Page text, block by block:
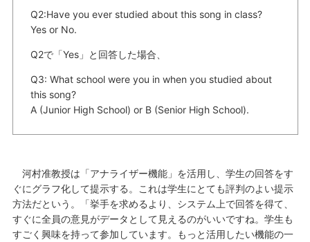
Q2:Have you ever studied about this song in class?
Yes or No.
Q2で「Yes」と回答した場合、
Q3: What school were you in when you studied about
this song?
A (Junior High School) or B (Senior High School).
河村准教授は「アナライザー機能」を活用し、学生の回答をす
ぐにグラフ化して提示する。これは学生にとても評判のよい提示
方法だという。「挙手を求めるより、システム上で回答を得て、
すぐに全員の意見がデータとして見えるのがいいですね。学生も
すごく興味を持って参加しています。もっと活用したい機能の一